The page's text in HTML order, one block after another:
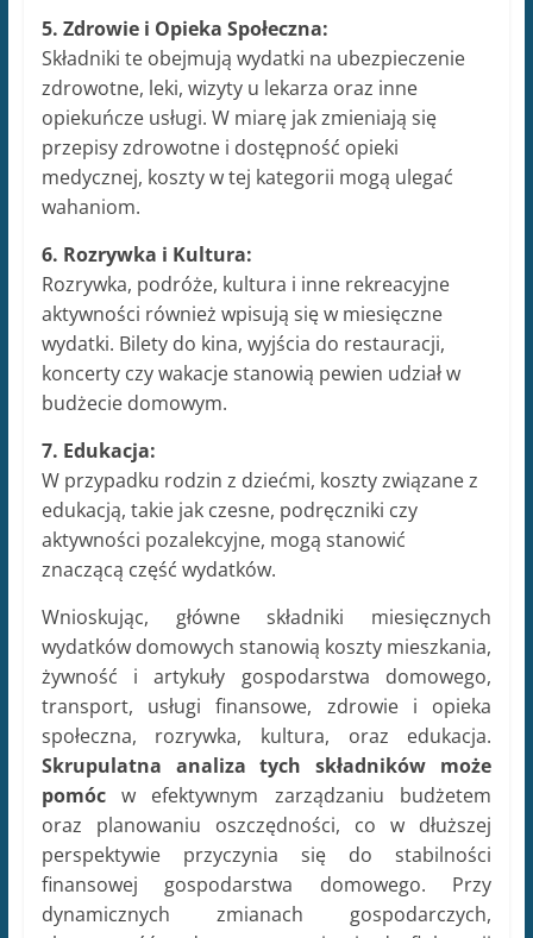
5. Zdrowie i Opieka Społeczna:
Składniki te obejmują wydatki na ubezpieczenie
zdrowotne, leki, wizyty u lekarza oraz inne
opiekuńcze usługi. W miarę jak zmieniają się
przepisy zdrowotne i dostępność opieki
medycznej, koszty w tej kategorii mogą ulegać
wahaniom.
6. Rozrywka i Kultura:
Rozrywka, podróże, kultura i inne rekreacyjne
aktywności również wpisują się w miesięczne
wydatki. Bilety do kina, wyjścia do restauracji,
koncerty czy wakacje stanowią pewien udział w
budżecie domowym.
7. Edukacja:
W przypadku rodzin z dziećmi, koszty związane z
edukacją, takie jak czesne, podręczniki czy
aktywności pozalekcyjne, mogą stanowić
znaczącą część wydatków.
Wnioskując, główne składniki miesięcznych
wydatków domowych stanowią koszty mieszkania,
żywność i artykuły gospodarstwa domowego,
transport, usługi finansowe, zdrowie i opieka
społeczna, rozrywka, kultura, oraz edukacja.
Skrupulatna analiza tych składników może
pomócw efektywnym zarządzaniu budżetem
oraz planowaniu oszczędności, co w dłuższej
perspektywie przyczynia się do stabilności
finansowej gospodarstwa domowego. Przy
dynamicznych zmianach gospodarczych,